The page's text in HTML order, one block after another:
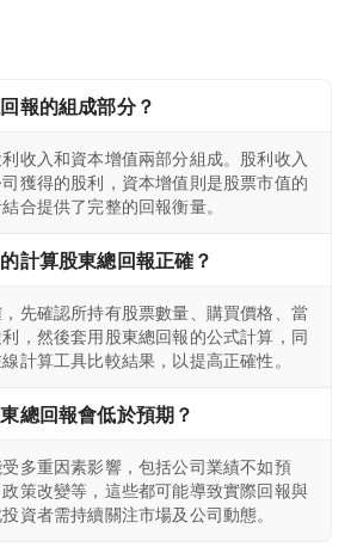
報的組成部分？
收入和資本增值兩部分組成。股利收入
獲得的股利，資本增值則是股票市值的
合提供了完整的回報衡量。
計算股東總回報正確？
先確認所持有股票數量、購買價格、當
，然後套用股東總回報的公式計算，同
計算工具比較結果，以提高正確性。
總回報會低於預期？
多重因素影響，包括公司業績不如預
策改變等，這些都可能導致實際回報與
資者需持續關注市場及公司動態。